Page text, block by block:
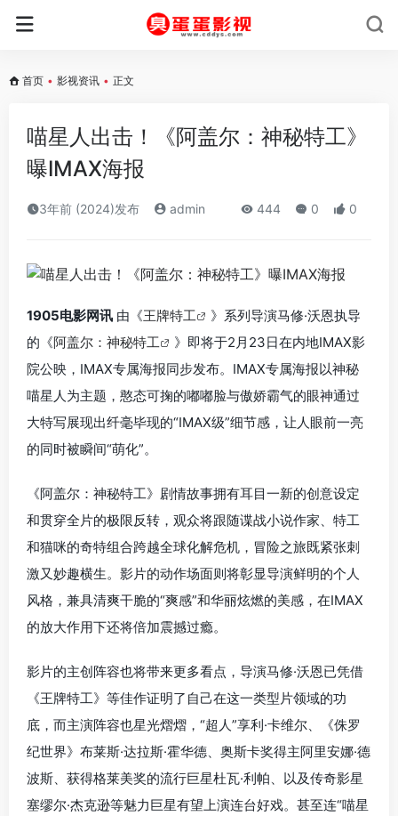
首页 • 影视资讯 • 正文
喵星人出击！《阿盖尔：神秘特工》
曝IMAX海报
3年前 (2024)发布 admin 444 0 0
1905电影网讯 由《王牌特工
》系列导演马修·沃恩执导
的《阿盖尔：神秘特工
》即将于2月23日在内地IMAX影
院公映，IMAX专属海报同步发布。 IMAX专属海报以神秘
喵星人为主题，憨态可掬的嘟嘟脸与傲娇霸气的眼神通过
大特写展现出纤毫毕现的“IMAX级”细节感，让人眼前一亮
的同时被瞬间“萌化”。
《阿盖尔：神秘特工》剧情故事拥有耳目一新的创意设定
和贯穿全片的极限反转，观众将跟随谍战小说作家、特工
和猫咪的奇特组合跨越全球化解危机，冒险之旅既紧张刺
激又妙趣横生。影片的动作场面则将彰显导演鲜明的个人
风格，兼具清爽干脆的“爽感”和华丽炫燃的美感，在IMAX
的放大作用下还将倍加震撼过瘾。
影片的主创阵容也将带来更多看点，导演马修·沃恩已凭借
《王牌特工》等佳作证明了自己在这一类型片领域的功
底，而主演阵容也星光熠熠，“超人”享利·卡维尔、《侏罗
纪世界》布莱斯·达拉斯·霍华德、奥斯卡奖得主阿里安娜·德
波斯、获得格莱美奖的流行巨星杜瓦·利帕、以及传奇影星
塞缪尔·杰克逊等魅力巨星有望上演连台好戏。甚至连“喵星